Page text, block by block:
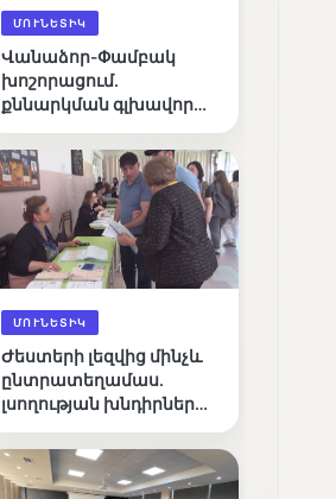
ՄՈՒՆԵՏԻԿ
Վանաձոր-Փամբակ
խոշորացում.
քննարկման գլխավոր
կառավարո՞ւմ, թե՞
քաղաքական նպատակ
ՄՈՒՆԵՏԻԿ
Ժեստերի լեզվից մինչև
ընտրատեղամաս.
լսողության խնդիրներ
ճանապարհը